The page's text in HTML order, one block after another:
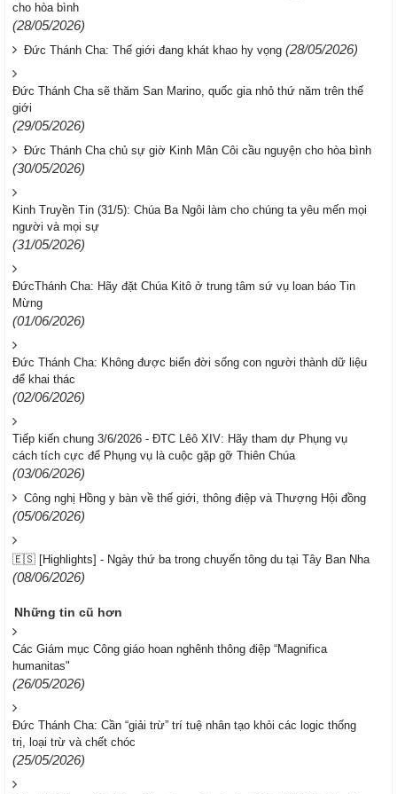
cho hòa bình
(28/05/2026)
Đức Thánh Cha: Thế giới đang khát khao hy vọng (28/05/2026)
Đức Thánh Cha sẽ thăm San Marino, quốc gia nhỏ thứ năm trên thế
giới
(29/05/2026)
Đức Thánh Cha chủ sự giờ Kinh Mân Côi cầu nguyện cho hòa bình
(30/05/2026)
Kinh Truyền Tin (31/5): Chúa Ba Ngôi làm cho chúng ta yêu mến mọi
người và mọi sự
(31/05/2026)
ĐứcThánh Cha: Hãy đặt Chúa Kitô ở trung tâm sứ vụ loan báo Tin
Mừng
(01/06/2026)
Đức Thánh Cha: Không được biến đời sống con người thành dữ liệu
để khai thác
(02/06/2026)
Tiếp kiến chung 3/6/2026 - ĐTC Lêô XIV: Hãy tham dự Phụng vụ
cách tích cực để Phụng vụ là cuộc gặp gỡ Thiên Chúa
(03/06/2026)
Công nghị Hồng y bàn về thế giới, thông điệp và Thượng Hội đồng
(05/06/2026)
🇪🇸 [Highlights] - Ngày thứ ba trong chuyến tông du tại Tây Ban Nha
(08/06/2026)
Những tin cũ hơn
Các Giám mục Công giáo hoan nghênh thông điệp “Magnifica
humanitas"
(26/05/2026)
Đức Thánh Cha: Cần “giải trừ” trí tuệ nhân tạo khỏi các logic thống
trị, loại trừ và chết chóc
(25/05/2026)